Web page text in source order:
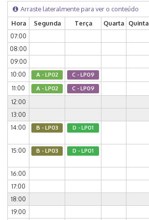
Arraste lateralmente para ver o conteúdo
Hora
Segunda Terça Quarta Quinta
07:00
08:00
09:00
10:00
A - LP02 C - LP09
11:00 A - LP02 C - LP09
12:00
13:00
14:00
B - LP03 D - LP01
15:00 B - LP03 D - LP01
16:00
17:00
18:00
19:00